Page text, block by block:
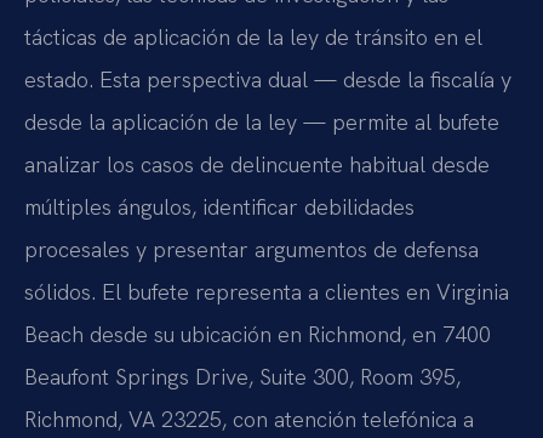
tácticas de aplicación de la ley de tránsito en el
estado. Esta perspectiva dual — desde la fiscalía y
desde la aplicación de la ley — permite al bufete
analizar los casos de delincuente habitual desde
múltiples ángulos, identificar debilidades
procesales y presentar argumentos de defensa
sólidos. El bufete representa a clientes en Virginia
Beach desde su ubicación en Richmond, en 7400
Beaufont Springs Drive, Suite 300, Room 395,
Richmond, VA 23225, con atención telefónica a